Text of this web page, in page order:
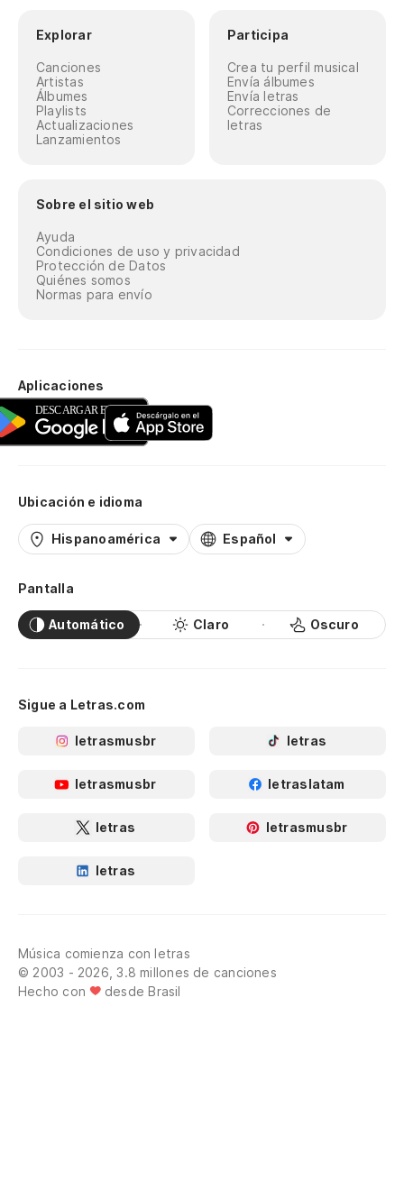
Explorar
Canciones
Artistas
Álbumes
Playlists
Actualizaciones
Lanzamientos
Participa
Crea tu perfil musical
Envía álbumes
Envía letras
Correcciones de
letras
Sobre el sitio web
Ayuda
Condiciones de uso y privacidad
Protección de Datos
Quiénes somos
Normas para envío
Aplicaciones
Ubicación e idioma
Hispanoamérica Español
Pantalla
Automático Claro Oscuro
Sigue a Letras.com
letrasmusbr letras
letrasmusbr letraslatam
letras letrasmusbr
letras
Música comienza con letras
© 2003 - 2026, 3.8 millones de canciones
Hecho con
desde Brasil